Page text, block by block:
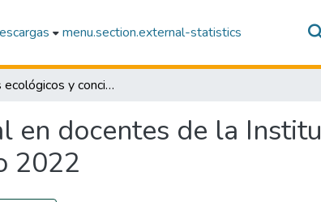
menu.section.external-statistics
Hábitos ecológicos y conciencia ambiental en docentes de la Institución Educativa Inicial N° 1016 Urarinas, Loreto 2022
en docentes de la
2022